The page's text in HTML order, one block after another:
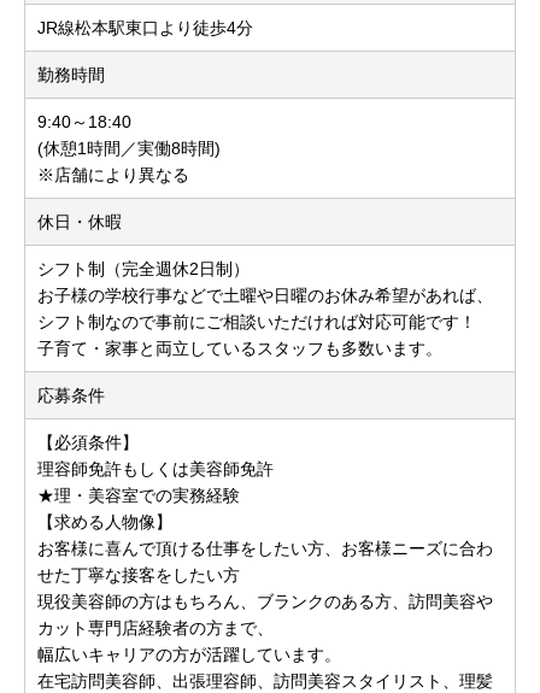
JR線松本駅東口より徒歩4分
勤務時間
9:40～18:40
(休憩1時間／実働8時間)
※店舗により異なる
休日・休暇
シフト制（完全週休2日制）
お子様の学校行事などで土曜や日曜のお休み希望があれば、
シフト制なので事前にご相談いただければ対応可能です！
子育て・家事と両立しているスタッフも多数います。
応募条件
【必須条件】
理容師免許もしくは美容師免許
★理・美容室での実務経験
【求める人物像】
お客様に喜んで頂ける仕事をしたい方、お客様ニーズに合わ
せた丁寧な接客をしたい方
現役美容師の方はもちろん、ブランクのある方、訪問美容や
カット専門店経験者の方まで、
幅広いキャリアの方が活躍しています。
在宅訪問美容師、出張理容師、訪問美容スタイリスト、理髪